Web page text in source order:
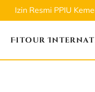
Izin Resmi PPIU
Fitour